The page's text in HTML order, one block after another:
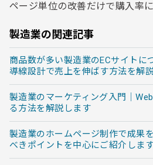
ページ単位の改善だけで購入率
製造業の関連記事
商品数が多い製造業のECサイトに
導線設計で売上を伸ばす方法を解
製造業のマーケティング入門｜
る方法を解説します
製造業のホームページ制作で成果
べきポイントを中心にご紹介しま